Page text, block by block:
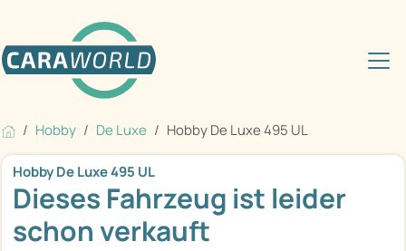
Hobby De Luxe Hobby De Luxe 495 UL
Hobby De Luxe 495 UL
Dieses Fahrzeug ist leider
schon verkauft